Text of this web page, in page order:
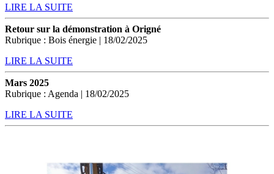
LIRE LA SUITE
Retour sur la démonstration à Origné
Rubrique : Bois énergie | 18/02/2025
LIRE LA SUITE
Mars 2025
Rubrique : Agenda | 18/02/2025
LIRE LA SUITE